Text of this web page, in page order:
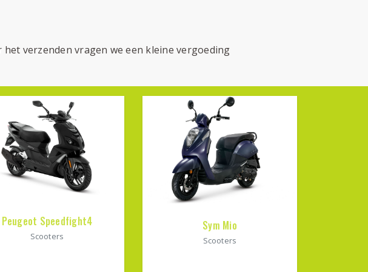
verzenden vragen we een kleine vergoeding
Peugeot Speedfight4
Scooters
Sym Mio
Scooters